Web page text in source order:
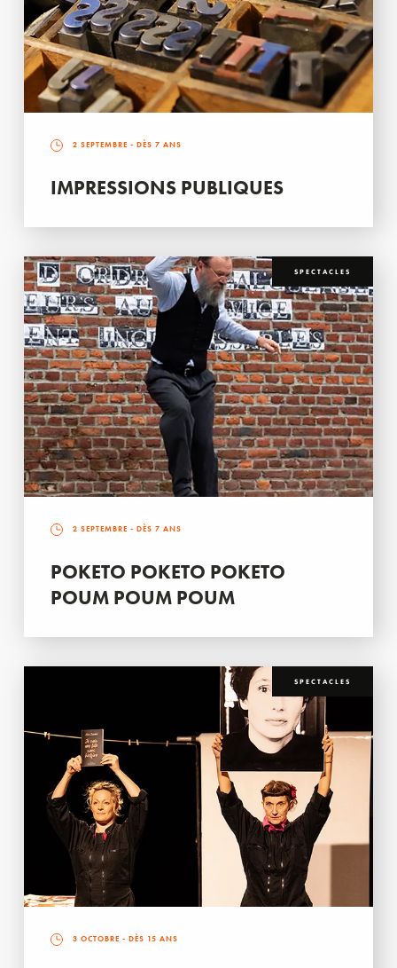
2 SEPTEMBRE - DÈS 7 ANS
IMPRESSIONS PUBLIQUES
SPECTACLES
2 SEPTEMBRE - DÈS 7 ANS
POKETO POKETO POKETO
POUM POUM POUM
SPECTACLES
3 OCTOBRE - DÈS 15 ANS